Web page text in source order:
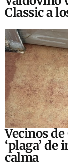
Classic a
Vecinos
‘plaga’ de
calma